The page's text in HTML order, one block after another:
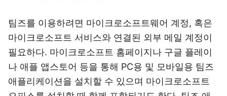
팀즈를 이용하려면 마이크로소프트웨어 계정, 혹은
마이크로소프트 서비스와 연결된 외부 메일 계정이
필요하다. 마이크로소프트 홈페이지나 구글 플레이
나 애플 앱스토어 등을 통해 PC용 및 모바일용 팀즈
애플리케이션을 설치할 수 있으며 마이크로소프트